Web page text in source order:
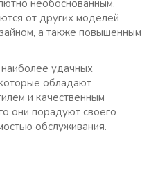
необоснованным.
от других моделей
а также повышенным
удачных
обладают
и качественным
они порадуют своего
обслуживания.